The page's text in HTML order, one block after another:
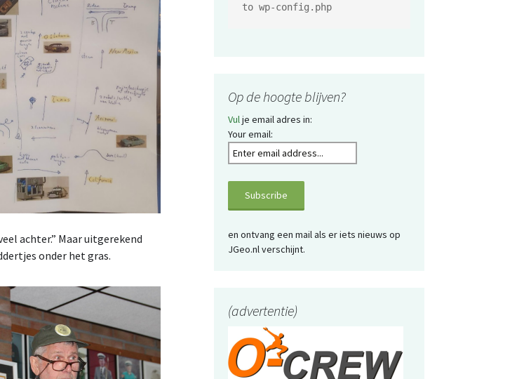
achter.” Maar uitgerekend
onder het gras.
to wp-config.php
Op de hoogte blijven?
Vulje email adres in:
Your email:
en ontvang een mail als er iets nieuws op
JGeo.nl verschijnt.
(advertentie)